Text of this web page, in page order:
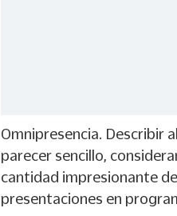
Omnipresencia. Describir
parecer sencillo,
cantidad impresionante
presentaciones en